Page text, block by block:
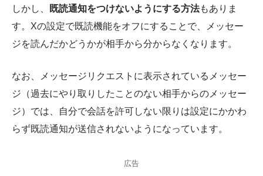
しかし、 既読通知をつけないようにする方法もありま
す。Xの設定で既読機能をオフにすることで、メッセー
ジを読んだかどうかが相手から分からなくなります。
なお、メッセージリクエストに表示されているメッセー
ジ（過去にやり取りしたことのない相手からのメッセー
ジ）では、自分で会話を許可しない限りは設定にかかわ
らず既読通知が送信されないようになっています。
広告